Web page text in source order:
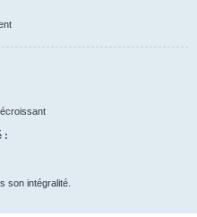
:
son intégralité.